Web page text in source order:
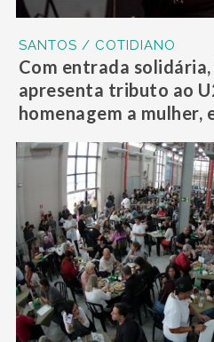
SANTOS / COTIDIANO
Com entrada solidária,
apresenta tributo ao
homenagem a mulher,